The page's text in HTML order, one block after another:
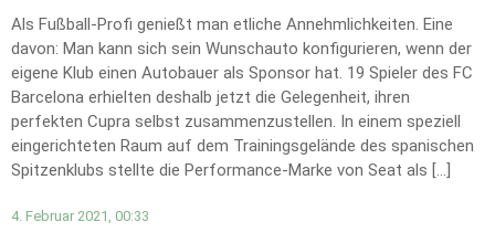
Als Fußball-Profi genießt man etliche Annehmlichkeiten. Eine
davon: Man kann sich sein Wunschauto konfigurieren, wenn der
eigene Klub einen Autobauer als Sponsor hat. 19 Spieler des FC
Barcelona erhielten deshalb jetzt die Gelegenheit, ihren
perfekten Cupra selbst zusammenzustellen. In einem speziell
eingerichteten Raum auf dem Trainingsgelände des spanischen
Spitzenklubs stellte die Performance-Marke von Seat als […]
4. Februar 2021, 00:33